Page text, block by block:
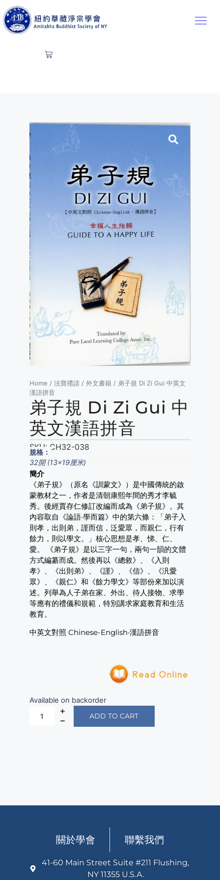
Home / 法寶禮請 / 外文書籍 / 弟子規 Di Zi Gui 中英文
漢語拼音
弟子規 Di Zi Gui 中
英文漢語拼音
SKU: CH32-038
規格：
32開 (13×19厘米)
簡介
《弟子規》（原名《訓蒙文》）是中國傳統的啟
蒙教材之一，作者是清朝康熙年間的秀才李毓
秀。後經賈存仁修訂改編而成為《弟子規》。其
內容取自《論語·學而篇》中的第六條：「弟子入
則孝，出則弟，謹而信，泛愛眾，而親仁，行有
餘力，則以學文。」核心思想是孝、悌、仁、
愛。 《弟子規》是以三字一句，兩句一韻的文體
方式編纂而成。然後再以《總敘》、《入則
孝》、《出則弟》、《謹》、《信》、《汎愛
眾》、《親仁》和《餘力學文》等部份來加以演
述。列舉為人子弟在家、外出、待人接物、求學
等應有的禮儀和規範，特別講求家庭教育和生活
教育。
中英文對照 Chinese-English‧漢語拼音
Available on backorder
ADD TO CART
關於學會 聯繫我們
41-60 Main Street Suite #211 Flushing,
NY 11355 U.S.A.